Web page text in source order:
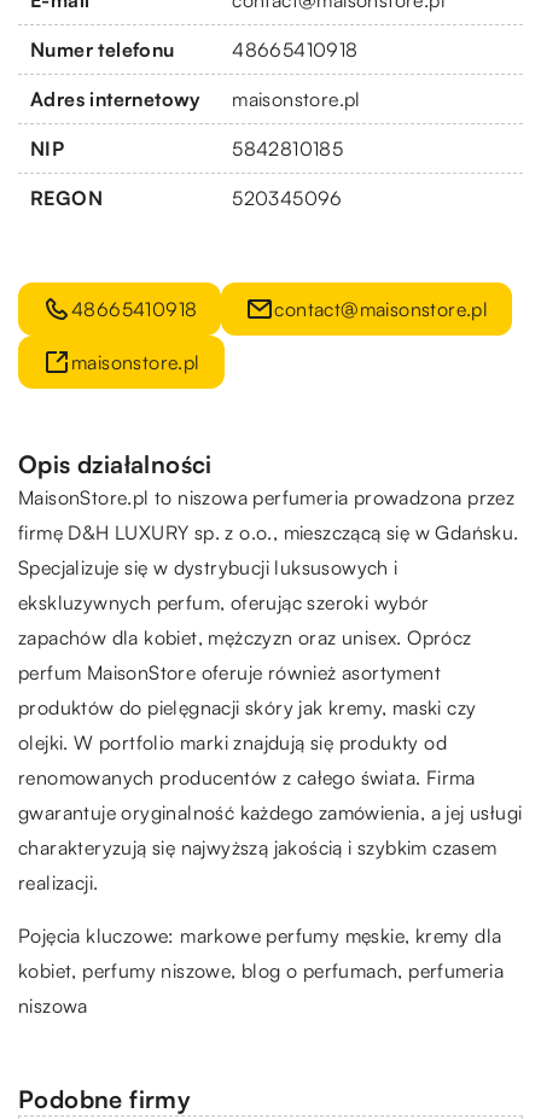
Numer telefonu 48665410918
Adres internetowy maisonstore.pl
NIP 5842810185
REGON 520345096
48665410918 contact@maisonstore.pl
maisonstore.pl
Opis działalności
MaisonStore.pl to niszowa perfumeria prowadzona przez
firmę D&H LUXURY sp. z o.o., mieszczącą się w Gdańsku.
Specjalizuje się w dystrybucji luksusowych i
ekskluzywnych perfum, oferując szeroki wybór
zapachów dla kobiet, mężczyzn oraz unisex. Oprócz
perfum MaisonStore oferuje również asortyment
produktów do pielęgnacji skóry jak kremy, maski czy
olejki. W portfolio marki znajdują się produkty od
renomowanych producentów z całego świata. Firma
gwarantuje oryginalność każdego zamówienia, a jej usługi
charakteryzują się najwyższą jakością i szybkim czasem
realizacji.
Pojęcia kluczowe: markowe perfumy męskie, kremy dla
kobiet, perfumy niszowe, blog o perfumach, perfumeria
niszowa
Podobne firmy